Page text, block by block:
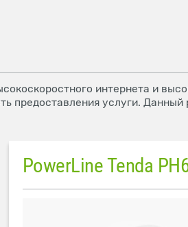
интернета и
предоставления услуги.
PowerLine Tenda